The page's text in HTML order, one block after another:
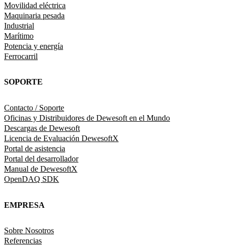
Movilidad eléctrica
Maquinaria pesada
Industrial
Marítimo
Potencia y energía
Ferrocarril
SOPORTE
Contacto / Soporte
Oficinas y Distribuidores de Dewesoft en el Mundo
Descargas de Dewesoft
Licencia de Evaluación DewesoftX
Portal de asistencia
Portal del desarrollador
Manual de DewesoftX
OpenDAQ SDK
EMPRESA
Sobre Nosotros
Referencias